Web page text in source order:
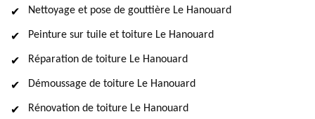
Nettoyage et pose de gouttière Le Hanouard
Peinture sur tuile et toiture Le Hanouard
Réparation de toiture Le Hanouard
Démoussage de toiture Le Hanouard
Rénovation de toiture Le Hanouard